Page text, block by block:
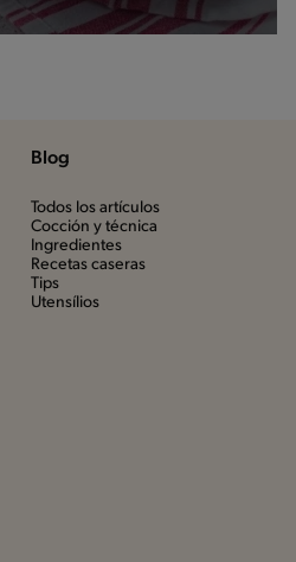
Blog
Todos los artículos
Cocción y técnica
Ingredientes
Recetas caseras
Tips
Utensílios